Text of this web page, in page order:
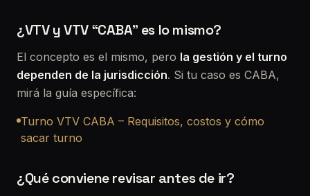
¿VTV y VTV “CABA” es lo mismo?
El concepto es el mismo, pero la gestión y el turno
dependen de la jurisdicción. Si tu caso es CABA,
mirá la guía específica:
Turno VTV CABA – Requisitos, costos y cómo
sacar turno
¿Qué conviene revisar antes de ir?